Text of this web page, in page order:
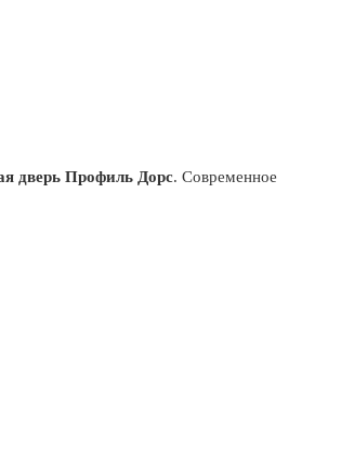
дверь Профиль Дорс. Современное